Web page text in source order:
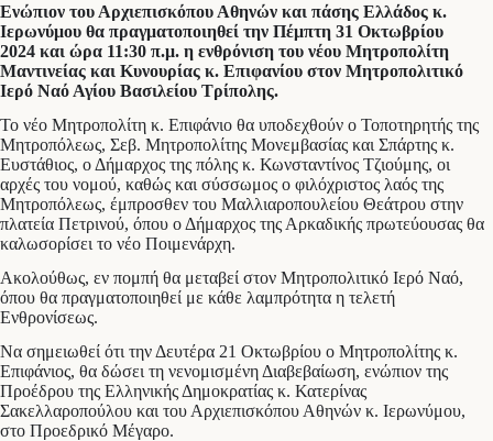
Ενώπιον του Αρχιεπισκόπου Αθηνών και πάσης Ελλάδος κ.
Ιερωνύμου θα πραγματοποιηθεί την Πέμπτη 31 Οκτωβρίου
2024 και ώρα 11:30 π.μ. η ενθρόνιση του νέου Μητροπολίτη
Μαντινείας και Κυνουρίας κ. Επιφανίου στον Μητροπολιτικό
Ιερό Ναό Αγίου Βασιλείου Τρίπολης.
Το νέο Μητροπολίτη κ. Επιφάνιο θα υποδεχθούν ο Τοποτηρητής της
Μητροπόλεως, Σεβ. Μητροπολίτης Μονεμβασίας και Σπάρτης κ.
Ευστάθιος, ο Δήμαρχος της πόλης κ. Κωνσταντίνος Τζιούμης, οι
αρχές του νομού, καθώς και σύσσωμος ο φιλόχριστος λαός της
Μητροπόλεως, έμπροσθεν του Μαλλιαροπουλείου Θεάτρου στην
πλατεία Πετρινού, όπου ο Δήμαρχος της Αρκαδικής πρωτεύουσας θα
καλωσορίσει το νέο Ποιμενάρχη.
Ακολούθως, εν πομπή θα μεταβεί στον Μητροπολιτικό Ιερό Ναό,
όπου θα πραγματοποιηθεί με κάθε λαμπρότητα η τελετή
Ενθρονίσεως.
Να σημειωθεί ότι την Δευτέρα 21 Οκτωβρίου ο Μητροπολίτης κ.
Επιφάνιος, θα δώσει τη νενομισμένη Διαβεβαίωση, ενώπιον της
Προέδρου της Ελληνικής Δημοκρατίας κ. Κατερίνας
Σακελλαροπούλου και του Αρχιεπισκόπου Αθηνών κ. Ιερωνύμου,
στο Προεδρικό Μέγαρο.